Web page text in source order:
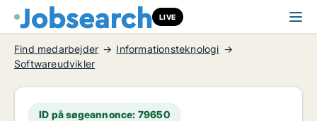
LIVE
Find medarbejder
Informationsteknologi
Softwareudvikler
ID på søgeannonce: 79650